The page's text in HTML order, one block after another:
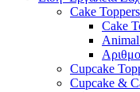
Cake
Cake
Cupcake
Cupcake &